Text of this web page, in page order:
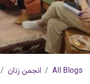
All Blogs انجمن زنان